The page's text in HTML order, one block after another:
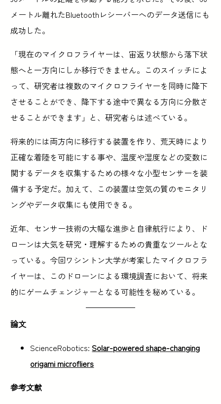
メートル離れたBluetoothレシーバーへのデータ送信にも
成功した。
「現在のマイクロフライヤーは、宙返り状態から落下状
態へと一方向にしか移行できません。このスイッチによ
って、研究者は複数のマイクロフライヤーを同時に降下
させることができ、降下する途中で異なる方向に分散さ
せることができます」と、研究者らは述べている。
将来的には両方向に移行する装置を作り、荒天時により
正確な着陸を可能にする事や、温度や湿度などの変数に
関するデータを収集するための様々な小型センサーを装
備する予定だ。加えて、この装置は空気の質のモニタリ
ングやデータ収集にも使用できる。
近年、センサー技術の大幅な進歩と自律航行により、ド
ローンは大気を研究・理解するための貴重なツールとな
っている。今回ワシントン大学が考案したマイクロフラ
イヤーは、このドローンによる環境調査において、将来
的にゲームチェンジャーとなる可能性を秘めている。
論文
ScienceRobotics:Solar-powered shape-changing
origami microfliers
参考文献